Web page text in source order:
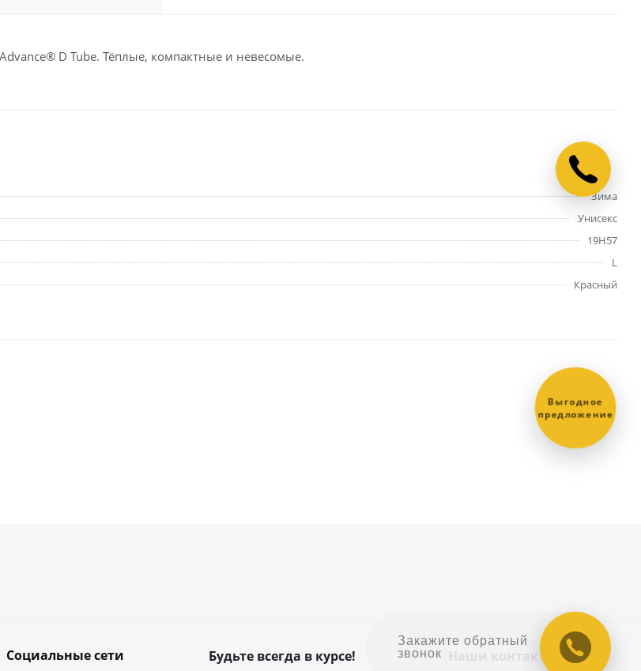
D Tube. Тёплые, компактные и невесомые.
Зима
Унисекс
19H57
L
Красный
Социальные сети Будьте всегда в курсе! Наши контакты
Выгодное
предложение
Закажите обратный
звонок